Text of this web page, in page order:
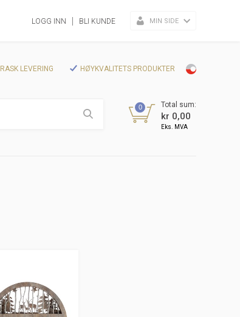
LOGG INN BLI KUNDE MIN SIDE
RASK LEVERING HØYKVALITETS PRODUKTER
0 Total sum:
kr 0,00
Eks. MVA